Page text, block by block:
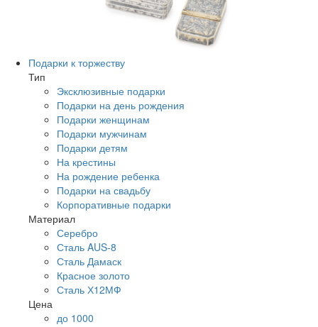
Подарки к торжеству
Тип
Эксклюзивные подарки
Подарки на день рождения
Подарки женщинам
Подарки мужчинам
Подарки детям
На крестины
На рождение ребенка
Подарки на свадьбу
Корпоративные подарки
Материал
Серебро
Сталь AUS-8
Сталь Дамаск
Красное золото
Сталь Х12МФ
Цена
до 1000